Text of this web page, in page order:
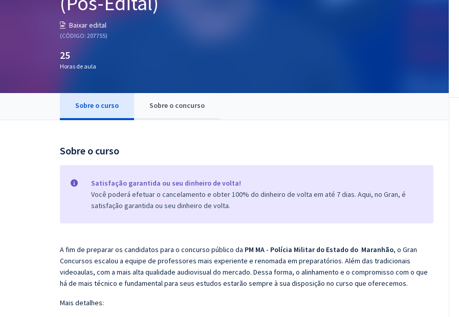
Baixar edital
(CÓDIGO: 207755)
25
Horas de aula
Sobre o curso Sobre o concurso
Sobre o curso
Satisfação garantida ou seu dinheiro de volta!
Você poderá efetuar o cancelamento e obter 100% do dinheiro de volta em até 7 dias. Aqui, no Gran, é
satisfação garantida ou seu dinheiro de volta.
A fim de preparar os candidatos para o concurso público da PM MA - Polícia Militar do Estado do Maranhão, o Gran
Concursos escalou a equipe de professores mais experiente e renomada em preparatórios. Além das tradicionais
videoaulas, com a mais alta qualidade audiovisual do mercado. Dessa forma, o alinhamento e o compromisso com o que
há de mais técnico e fundamental para seus estudos estarão sempre à sua disposição no curso que oferecemos.
Mais detalhes: